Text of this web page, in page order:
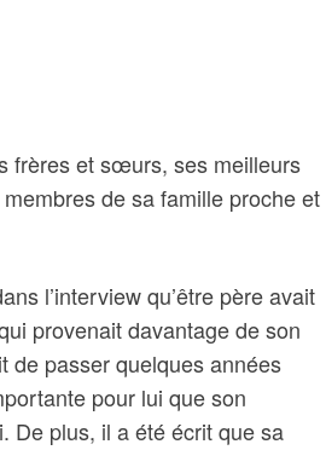
frères et sœurs, ses meilleurs
de sa famille proche et
l’interview qu’être père avait
provenait davantage de son
de passer quelques années
pour lui que son
De plus, il a été écrit que sa